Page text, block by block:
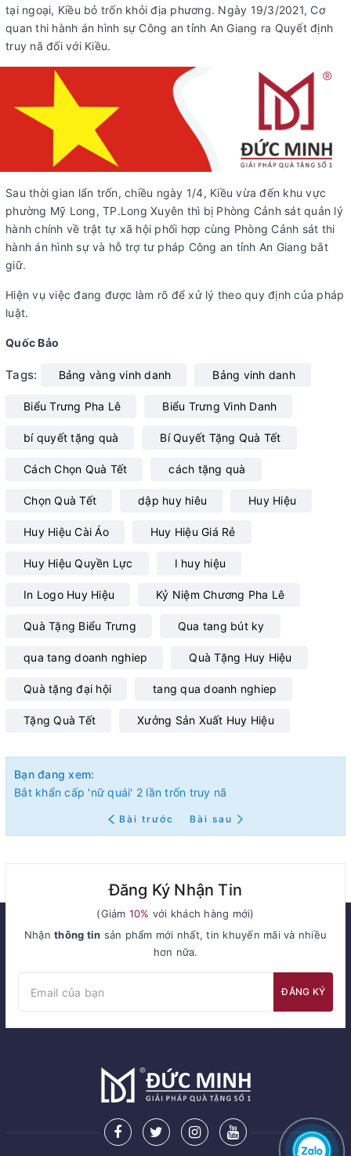
tại ngoại, Kiều bỏ trốn khỏi địa phương. Ngày 19/3/2021, Cơ
quan thi hành án hình sự Công an tỉnh An Giang ra Quyết định
truy nã đối với Kiều.
Sau thời gian lẩn trốn, chiều ngày 1/4, Kiều vừa đến khu vực
phường Mỹ Long, TP.Long Xuyên thì bị Phòng Cảnh sát quản lý
hành chính về trật tự xã hội phối hợp cùng Phòng Cảnh sát thi
hành án hình sự và hỗ trợ tư pháp Công an tỉnh An Giang bắt
giữ.
Hiện vụ việc đang được làm rõ để xử lý theo quy định của pháp
luật.
Quốc Bảo
Tags: Bảng vàng vinh danh Bảng vinh danh
Biểu Trưng Pha Lê Biểu Trưng Vinh Danh
bí quyết tặng quà Bí Quyết Tặng Quà Tết
Cách Chọn Quà Tết cách tặng quà
Chọn Quà Tết dập huy hiêu Huy Hiệu
Huy Hiệu Cài Áo Huy Hiệu Giá Rẻ
Huy Hiệu Quyền Lực I huy hiệu
In Logo Huy Hiệu Kỷ Niệm Chương Pha Lê
Quà Tặng Biểu Trưng Qua tang bút ky
qua tang doanh nghiep Quà Tặng Huy Hiệu
Quà tặng đại hội tang qua doanh nghiep
Tặng Quà Tết Xưởng Sản Xuất Huy Hiệu
Bạn đang xem:
Bắt khẩn cấp 'nữ quái' 2 lần trốn truy nã
Bài trước Bài sau
Đăng Ký Nhận Tin
(Giảm 10% với khách hàng mới)
Nhậnthông tin sản phẩm mới nhất, tin khuyến mãi và nhiều
hơn nữa.
ĐĂNG KÝ